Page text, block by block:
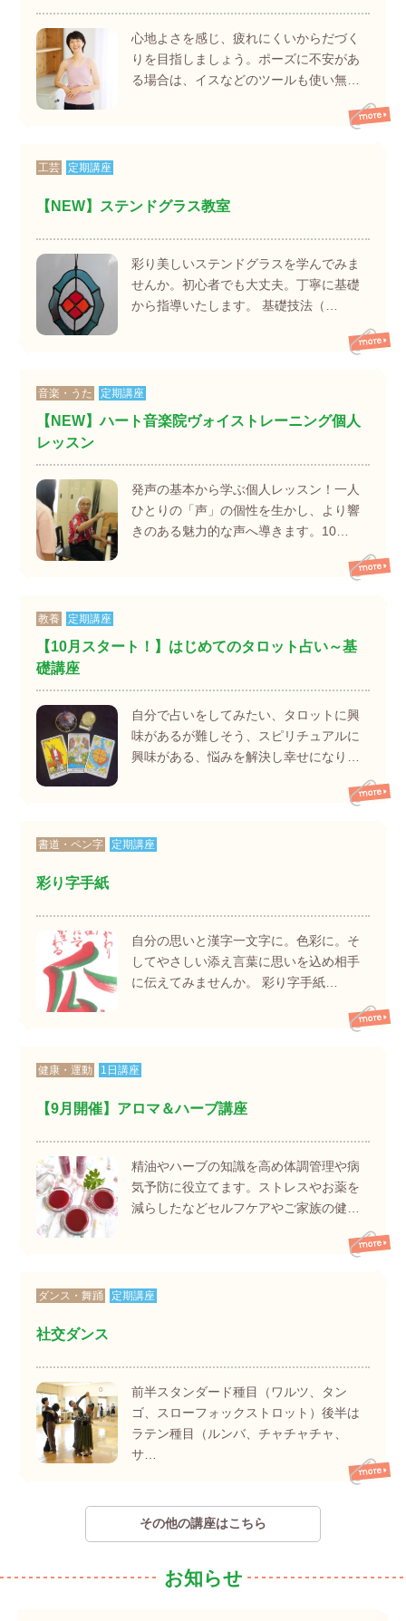
心地よさを感じ、疲れにくいからだづく
りを目指しましょう。ポーズに不安があ
る場合は、イスなどのツールも使い無…
工芸 定期講座
【NEW】ステンドグラス教室
彩り美しいステンドグラスを学んでみま
せんか。初心者でも大丈夫。丁寧に基礎
から指導いたします。 基礎技法（…
音楽・うた 定期講座
【NEW】ハート音楽院ヴォイストレーニング個人
レッスン
発声の基本から学ぶ個人レッスン！一人
ひとりの「声」の個性を生かし、より響
きのある魅力的な声へ導きます。10…
教養 定期講座
【10月スタート！】はじめてのタロット占い～基
礎講座
自分で占いをしてみたい、タロットに興
味があるが難しそう、スピリチュアルに
興味がある、悩みを解決し幸せになり…
書道・ペン字 定期講座
彩り字手紙
自分の思いと漢字一文字に。色彩に。そ
してやさしい添え言葉に思いを込め相手
に伝えてみませんか。 彩り字手紙…
健康・運動 1日講座
【9月開催】アロマ＆ハーブ講座
精油やハーブの知識を高め体調管理や病
気予防に役立てます。ストレスやお薬を
減らしたなどセルフケアやご家族の健…
ダンス・舞踊 定期講座
社交ダンス
前半スタンダード種目（ワルツ、タン
ゴ、スローフォックストロット）後半は
ラテン種目（ルンバ、チャチャチャ、
サ…
その他の講座はこちら
お知らせ